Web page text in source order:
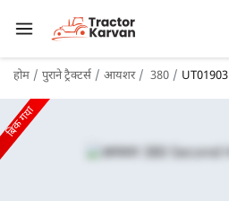
होम पुराने ट्रैक्टर्स आयशर 380 UT01903
बिक गया